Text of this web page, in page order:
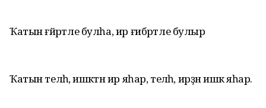
Ҡатын ғәйрәтле булһа, ир ғибрәтле булыр
Ҡатын теләһә, ишәктән ир яһар, теләһә, ирҙән ишәк яһар.